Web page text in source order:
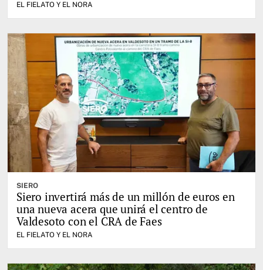
EL FIELATO Y EL NORA
SIERO
Siero invertirá más de un millón de euros en
una nueva acera que unirá el centro de
Valdesoto con el CRA de Faes
EL FIELATO Y EL NORA